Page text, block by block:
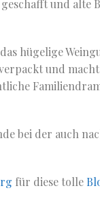
und alte
hügelige
und
bei der auch
für diese tolle